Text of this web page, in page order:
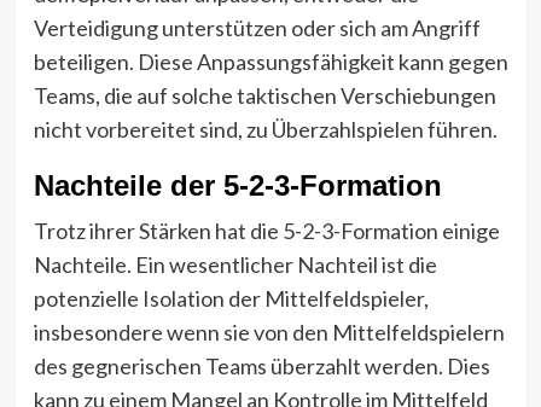
Verteidigung unterstützen oder sich am Angriff
beteiligen. Diese Anpassungsfähigkeit kann gegen
Teams, die auf solche taktischen Verschiebungen
nicht vorbereitet sind, zu Überzahlspielen führen.
Nachteile der 5-2-3-Formation
Trotz ihrer Stärken hat die 5-2-3-Formation einige
Nachteile. Ein wesentlicher Nachteil ist die
potenzielle Isolation der Mittelfeldspieler,
insbesondere wenn sie von den Mittelfeldspielern
des gegnerischen Teams überzahlt werden. Dies
kann zu einem Mangel an Kontrolle im Mittelfeld